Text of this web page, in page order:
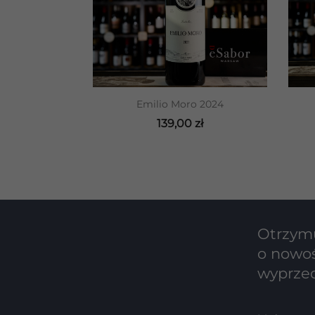
DODAJ DO KOSZYKA
Emilio Moro 2024
139,00 zł
o